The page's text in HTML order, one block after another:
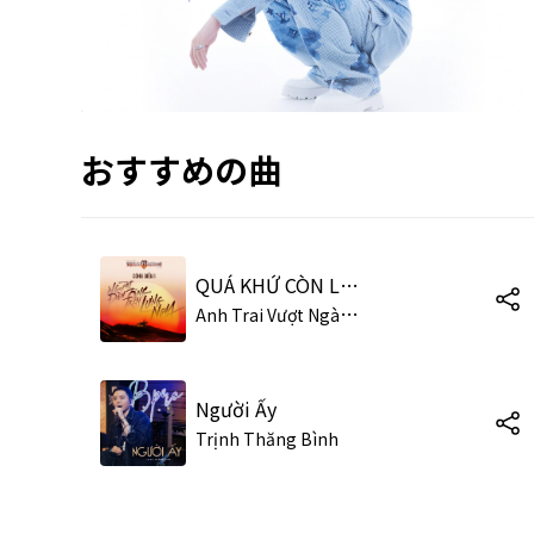
おすすめの曲
QUÁ KHỨ CÒN LẠI GÌ
A
nh Trai Vượt Ngàn Chông Gai,Đại Nghĩa,Trịnh Thăng Bình,Đinh Mạnh Ninh,Will,CHARLES.
Người Ấy
Trịnh Thăng Bình